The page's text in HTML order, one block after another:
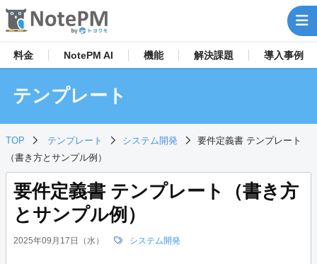
料金 NotePM AI 機能 解決課題 導入事例
テンプレート
TOP テンプレート システム開発
要件定義書 テンプレート
（書き方とサンプル例）
要件定義書 テンプレート（書き方
とサンプル例）
2025年09月17日（水） システム開発